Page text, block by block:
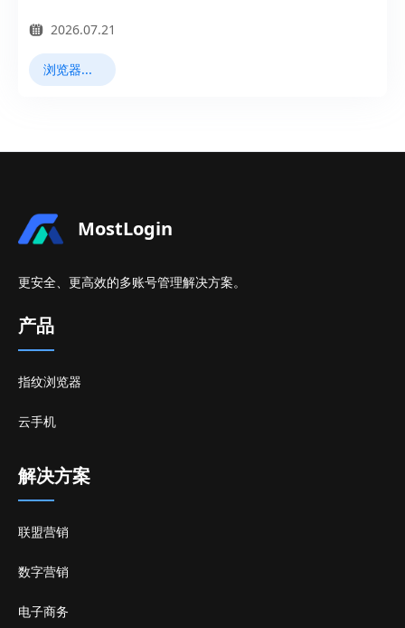
2026.07.21
浏览器指纹
MostLogin
更安全、更高效的多账号管理解决方案。
产品
指纹浏览器
云手机
解决方案
联盟营销
数字营销
电子商务